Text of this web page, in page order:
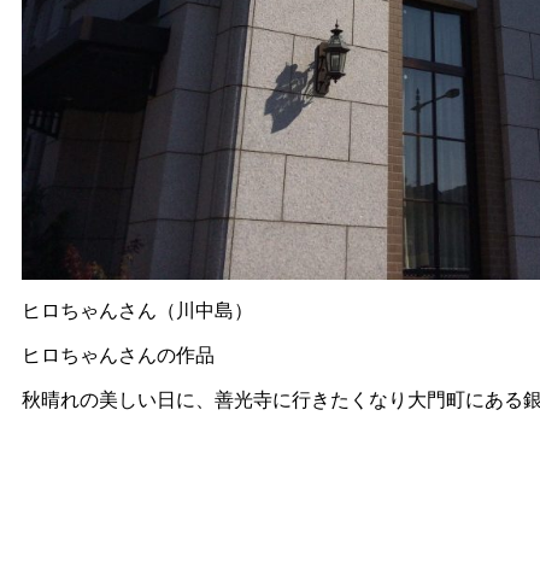
ヒロちゃんさん（川中島）
ヒロちゃんさんの作品
秋晴れの美しい日に、善光寺に行きたくなり大門町にある